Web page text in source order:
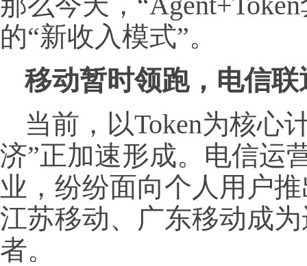
的“新收入模式”。
移动暂时领跑，电信
当前，以Token为核心
济”正加速形成。电信运
业，纷纷面向个人用户
江苏移动、广东移动成
者。